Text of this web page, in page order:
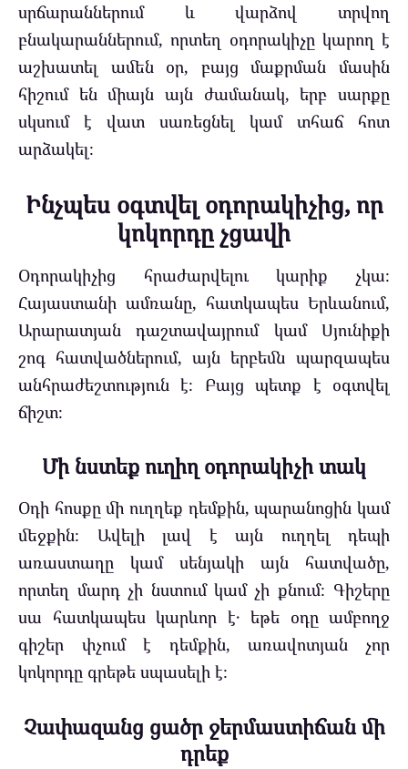
սրճարաններում և վարձով տրվող
բնակարաններում, որտեղ օդորակիչը կարող է
աշխատել ամեն օր, բայց մաքրման մասին
հիշում են միայն այն ժամանակ, երբ սարքը
սկսում է վատ սառեցնել կամ տհաճ հոտ
արձակել։
Ինչպես օգտվել օդորակիչից, որ
կոկորդը չցավի
Օդորակիչից հրաժարվելու կարիք չկա։
Հայաստանի ամռանը, հատկապես Երևանում,
Արարատյան դաշտավայրում կամ Սյունիքի
շոգ հատվածներում, այն երբեմն պարզապես
անհրաժեշտություն է։ Բայց պետք է օգտվել
ճիշտ։
Մի նստեք ուղիղ օդորակիչի տակ
Օդի հոսքը մի ուղղեք դեմքին, պարանոցին կամ
մեջքին։ Ավելի լավ է այն ուղղել դեպի
առաստաղը կամ սենյակի այն հատվածը,
որտեղ մարդ չի նստում կամ չի քնում։ Գիշերը
սա հատկապես կարևոր է․ եթե օդը ամբողջ
գիշեր փչում է դեմքին, առավոտյան չոր
կոկորդը գրեթե սպասելի է։
Չափազանց ցածր ջերմաստիճան մի
դրեք